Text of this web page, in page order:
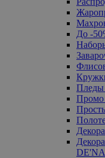
До -
Пледы
Промо